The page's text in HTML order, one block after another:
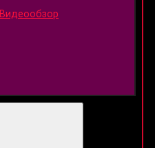
Видеообзор